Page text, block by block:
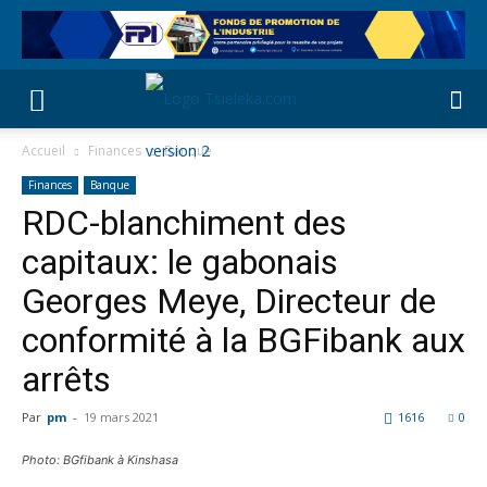
Accueil Finances Banque
Finances Banque
RDC-blanchiment des
capitaux: le gabonais
Georges Meye, Directeur de
conformité à la BGFibank aux
arrêts
Par pm - 19 mars 2021 0
1616
Photo: BGfibank à Kinshasa